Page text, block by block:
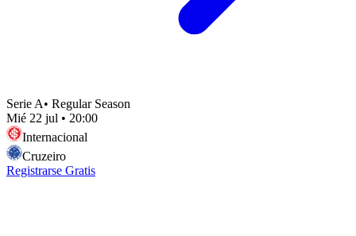
Serie A• Regular Season
Mié 22 jul • 20:00
Internacional
Cruzeiro
Registrarse Gratis